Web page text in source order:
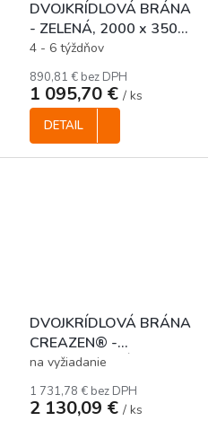
DVOJKRÍDLOVÁ BRÁNA
- ZELENÁ, 2000 x 3500
mm
4 - 6 týždňov
890,81 € bez DPH
1 095,70 € / ks
DETAIL
DVOJKRÍDLOVÁ BRÁNA
CREAZEN® -
ANTRACITOVÁ, 1700 x
4000 mm
na vyžiadanie
1 731,78 € bez DPH
2 130,09 € / ks